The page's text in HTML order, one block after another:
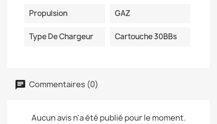
Propulsion GAZ
Type De Chargeur Cartouche 30BBs
Commentaires (0)
Aucun avis n'a été publié pour le moment.